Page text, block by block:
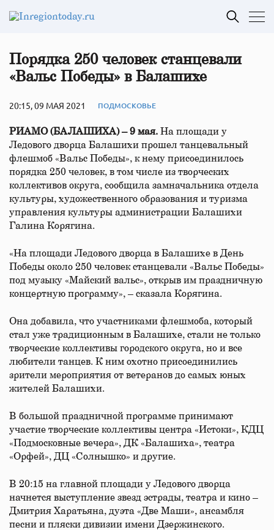
Порядка 250 человек станцевали
«Вальс Победы» в Балашихе
20:15, 09 МАЯ 2021 ПОДМОСКОВЬЕ
РИАМО (БАЛАШИХА) – 9 мая. На площади у
Ледового дворца Балашихи прошел танцевальный
флешмоб «Вальс Победы», к нему присоединилось
порядка 250 человек, в том числе из творческих
коллективов округа, сообщила замначальника отдела
культуры, художественного образования и туризма
управления культуры администрации Балашихи
Галина Корягина.
«На площади Ледового дворца в Балашихе в День
Победы около 250 человек станцевали «Вальс Победы»
под музыку «Майский вальс», открыв им праздничную
концертную программу», – сказала Корягина.
Она добавила, что участниками флешмоба, который
стал уже традиционным в Балашихе, стали не только
творческие коллективы городского округа, но и все
любители танцев. К ним охотно присоединились
зрители мероприятия от ветеранов до самых юных
жителей Балашихи.
В большой праздничной программе принимают
участие творческие коллективы центра «Истоки», КДЦ
«Подмосковные вечера», ДК «Балашиха», театра
«Орфей», ДЦ «Солнышко» и другие.
В 20:15 на главной площади у Ледового дворца
начнется выступление звезд эстрады, театра и кино –
Дмитрия Харатьяна, дуэта «Две Маши», ансамбля
песни и пляски дивизии имени Дзержинского.